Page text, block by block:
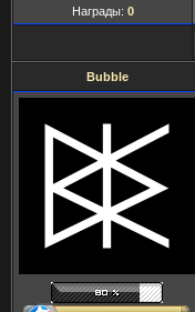
Награды: 0
Bubble